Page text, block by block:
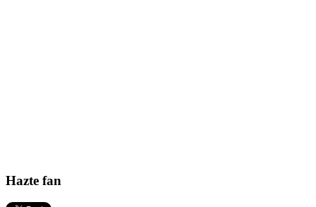
Hazte fan